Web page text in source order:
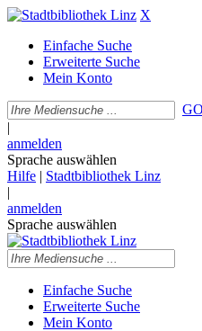
X
Einfache Suche
Erweiterte Suche
Mein Konto
GO
|
anmelden
Sprache auswählen
Hilfe | Stadtbibliothek Linz
|
anmelden
Sprache auswählen
Einfache Suche
Erweiterte Suche
Mein Konto